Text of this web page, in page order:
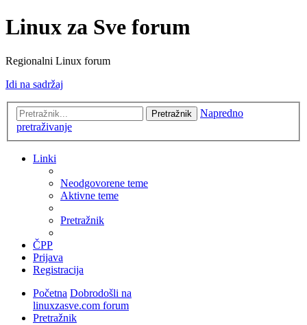
Linux za Sve forum
Regionalni Linux forum
Idi na sadržaj
Pretražnik
Napredno
pretraživanje
Linki
Neodgovorene teme
Aktivne teme
Pretražnik
ČPP
Prijava
Registracija
Početna Dobrodošli na
linuxzasve.com forum
Pretražnik